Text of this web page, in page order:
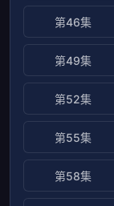
第46集
第49集
第52集
第55集
第58集